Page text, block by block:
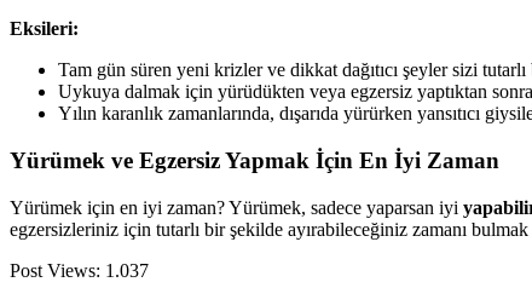
Eksileri:
Tam gün süren yeni krizler ve dikkat dağıtıcı şeyler sizi
Uykuya dalmak için yürüdükten veya egzersiz yaptıktan
Yılın karanlık zamanlarında, dışarıda yürürken yansıtıcı
Yürümek ve Egzersiz Yapmak İçin En İyi Zaman
Yürümek için en iyi zaman? Yürümek, sadece yaparsan iyi
egzersizleriniz için tutarlı bir şekilde ayırabileceğiniz zamanı
Post Views: 1.037